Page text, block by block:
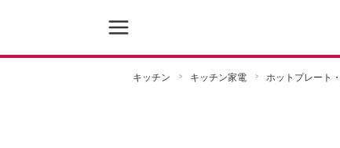
キッチン キッチン家電 ホットプレート